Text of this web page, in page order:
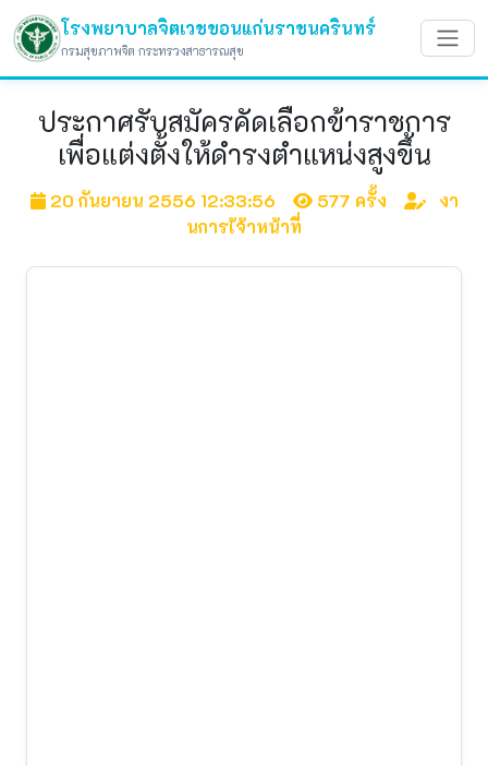
โรงพยาบาลจิตเวชขอนแก่นราชนครินทร์
กรมสุขภาพจิต กระทรวงสาธารณสุข
ประกาศรับสมัครคัดเลือกข้าราชการ
เพื่อแต่งตั้งให้ดำรงตำแหน่งสูงขึ้น
20 กันยายน 2556 12:33:56 577 ครั้ง
งา
นการเ้จ้าหน้าที่